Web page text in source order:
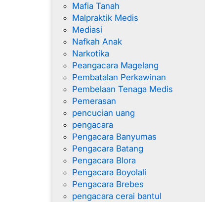
Mafia Tanah
Malpraktik Medis
Mediasi
Nafkah Anak
Narkotika
Peangacara Magelang
Pembatalan Perkawinan
Pembelaan Tenaga Medis
Pemerasan
pencucian uang
pengacara
Pengacara Banyumas
Pengacara Batang
Pengacara Blora
Pengacara Boyolali
Pengacara Brebes
pengacara cerai bantul